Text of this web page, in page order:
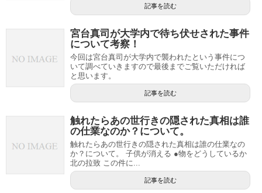
記事を読む
宮台真司が大学内で待ち伏せされた事件
について考察！
今回は宮台真司が大学内で襲われたという事件につ
いて調べていきますので最後までご覧いただければ
と思います。
記事を読む
触れたらあの世行きの隠された真相は誰
の仕業なのか？について。
触れたらあの世行きの隠された真相は誰の仕業なの
か？について。 子供が消える ●物をどうしているか
北の拉致 この件に...
記事を読む